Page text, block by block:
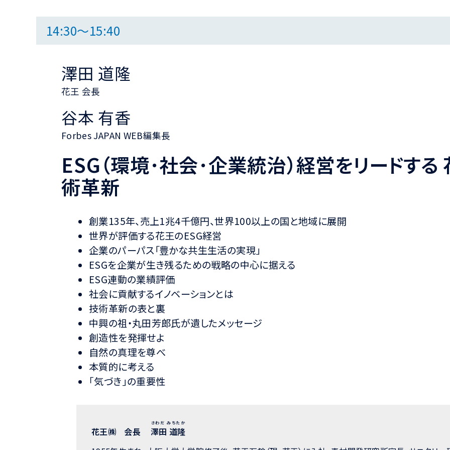
14:30～15:40
澤田 道隆
花王 会長
谷本 有香
Forbes JAPAN WEB編集長
ESG（環境･社会･企業統治）経営をリードす
術革新
創業135年、売上1兆4千億円、世界100以上の国と地域に展開
世界が評価する花王のESG経営
企業のパーパス「豊かな共生生活の実現」
ESGを企業が生き残るための戦略の中心に据える
ESG連動の業績評価
社会に貢献するイノベーションとは
技術革新の表と裏
中興の祖・丸田芳郎氏が遺したメッセージ
創造性を発揮せよ
自然の真理を尊べ
本質的に考える
｢気づき｣の重要性
花王㈱ 会長 澤田 道隆
さわだ みちたか